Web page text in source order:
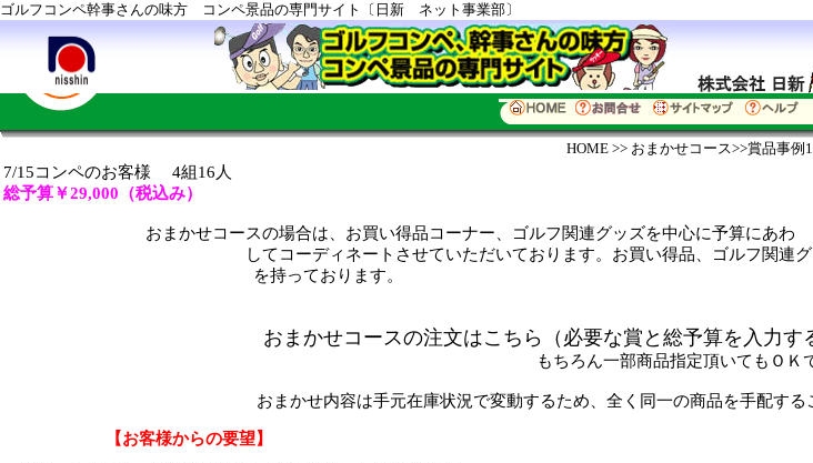
ゴルフコンペ幹事さんの味方 コンペ景品の専門サイト〔日新 ネット事業部〕
HOME >> おまかせコース>>賞品事例
7/15コンペのお客様 4組16人
総予算￥29,000（税込み）
おまかせコースの場合は 、お買い得品コーナー ゴルフ関連グッズを中心に予算にあわ
してコーディネートさせていただいております。お買い得品、ゴルフ関連グッ
を持っております。
おまかせコースの注文はこちら（ 必要な賞と総予算を入力
もちろん一部商品指定頂いてもＯＫです
おまかせ内容は手元在庫状況で変動するため、全く同一の商品を手配する
【お客様からの要望】